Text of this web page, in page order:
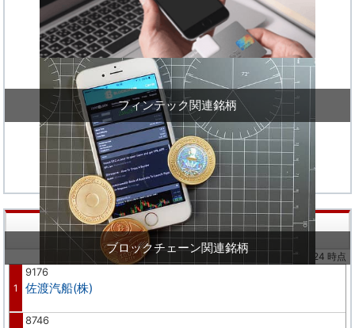
フィンテック関連銘柄
ブロックチェーン関連銘柄
株価値上り率ランキング
※02/24 時点
1
9176
佐渡汽船(株)
8746